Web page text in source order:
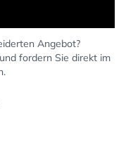
Angebot?
fordern Sie direkt im